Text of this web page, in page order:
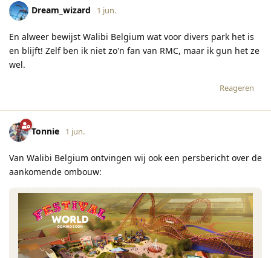
Dream_wizard 1 jun.
En alweer bewijst Walibi Belgium wat voor divers park het is
en blijft! Zelf ben ik niet zo'n fan van RMC, maar ik gun het ze
wel.
Reageren
Tonnie 1 jun.
Van Walibi Belgium ontvingen wij ook een persbericht over de
aankomende ombouw: